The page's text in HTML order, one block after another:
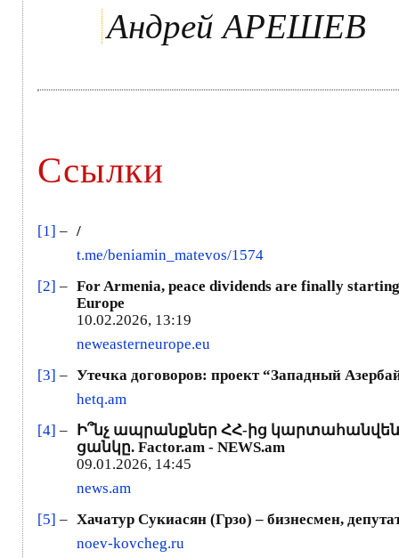
Андрей АРЕШЕВ
Ссылки
[1] – /
t.me/beniamin_matevos/1574
[2] – For Armenia, peace dividends are finally
Europe
10.02.2026, 13:19
neweasterneurope.eu
[3] – Утечка договоров: проект “Западный
hetq.am
[4] –
Ի՞նչ ապրանքներ ՀՀ-ից
ցանկը. Factor.am - NEWS.am
09.01.2026, 14:45
news.am
[5] – Хачатур Сукиасян (Грзо) – бизнесмен,
noev-kovcheg.ru